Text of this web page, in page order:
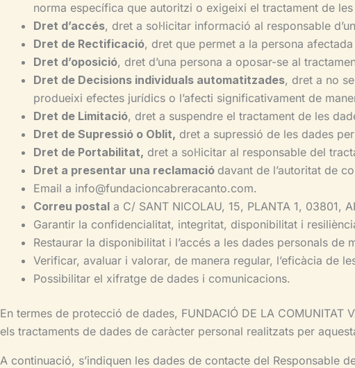
norma específica que autoritzi o exigeixi el tractament de
Dret d’accés, dret a sol·licitar informació al responsable
Dret de Rectificació, dret que permet a la persona
Dret d’oposició, dret d’una persona a oposar-se al
Dret de Decisions individuals automatitzades, dret a no
produeixi efectes jurídics o l’afecti significativament de
Dret de Limitació, dret a suspendre el tractament de les
Dret de Supressió o Oblit, dret a supressió de les dades
Dret de Portabilitat, dret a sol·licitar al responsable del
Dret a presentar una reclamació davant de l’autoritat de
Email a info@fundacioncabreracanto.com.
Correu postal a C/ SANT NICOLAU, 15, PLANTA 1, 03801,
Garantir la confidencialitat, integritat, disponibilitat i
Restaurar la disponibilitat i l’accés a les dades personals de
Verificar, avaluar i valorar, de manera regular, l’eficàcia de
Possibilitar el xifratge de dades i comunicacions.
En termes de protecció de dades, FUNDACIÓ DE LA COMUNITAT
els tractaments de dades de caràcter personal realitzats per
A continuació, s’indiquen les dades de contacte del Responsable